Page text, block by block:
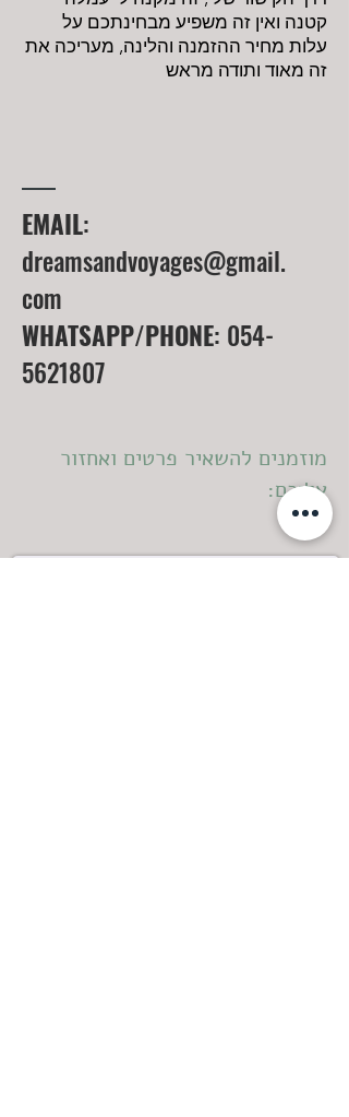
קטנה ואין זה משפיע מבחינתכם על
עלות מחיר ההזמנה והלינה, מעריכה את
זה מאוד ותודה מראש
EMAIL:
dreamsandvoyages@gmail.
com
WHATSAPP/PHONE: 054-
5621807
מוזמנים להשאיר פרטים ואחזור
אליכם: